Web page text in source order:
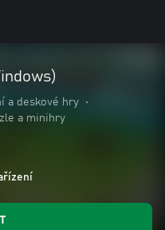
a deskové hry
•
a minihry